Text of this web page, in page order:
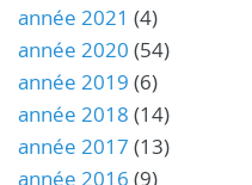
année 2021 (4)
année 2020 (54)
année 2019 (6)
année 2018 (14)
année 2017 (13)
année 2016 (9)